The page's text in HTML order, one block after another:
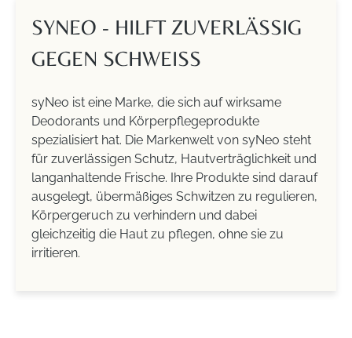
SYNEO - HILFT ZUVERLÄSSIG
GEGEN SCHWEISS
syNeo ist eine Marke, die sich auf wirksame
Deodorants und Körperpflegeprodukte
spezialisiert hat. Die Markenwelt von syNeo steht
für zuverlässigen Schutz, Hautverträglichkeit und
langanhaltende Frische. Ihre Produkte sind darauf
ausgelegt, übermäßiges Schwitzen zu regulieren,
Körpergeruch zu verhindern und dabei
gleichzeitig die Haut zu pflegen, ohne sie zu
irritieren.